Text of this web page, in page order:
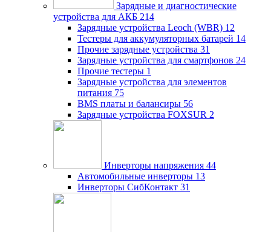
Зарядные и диагностические
устройства для АКБ 214
Зарядные устройства Leoch (WBR) 12
Тестеры для аккумуляторных батарей 14
Прочие зарядные устройства 31
Зарядные устройства для смартфонов 24
Прочие тестеры 1
Зарядные устройства для элементов
питания 75
BMS платы и балансиры 56
Зарядные устройства FOXSUR 2
Инверторы напряжения 44
Автомобильные инверторы 13
Инверторы СибКонтакт 31